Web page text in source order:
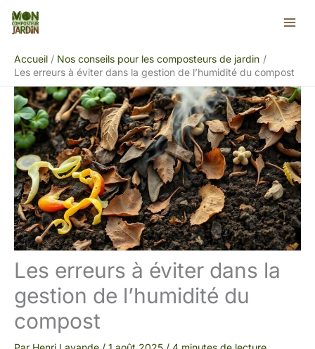
Aller
Accueil
Nos conseils pour les composteurs de jardin
Les erreurs à éviter dans la gestion de l’humidité du compost
Les erreurs à éviter dans la
gestion de l’humidité du
compost
Rechercher